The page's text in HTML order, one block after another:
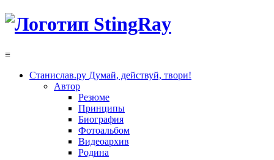
≡
Станислав.ру Думай, действуй, твори!
Автор
Резюме
Принципы
Биография
Фотоальбом
Видеоархив
Родина